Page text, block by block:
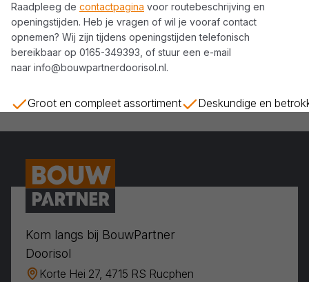
Raadpleeg de contactpagina voor routebeschrijving en
openingstijden. Heb je vragen of wil je vooraf contact
opnemen? Wij zijn tijdens openingstijden telefonisch
bereikbaar op 0165-349393 , of stuur een e-mail
naar info@bouwpartnerdoorisol.nl.
Groot en compleet assortiment Deskundige en
Kom langs bij BouwPartner
Doorisol
Korte Hei 27, 4715 RS Rucphen